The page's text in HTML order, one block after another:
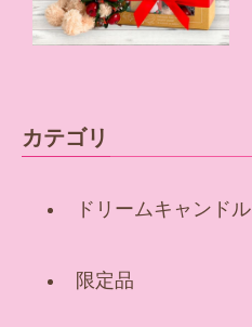
カテゴリ
ドリームキャンドル
限定品